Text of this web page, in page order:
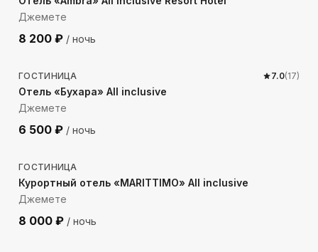
Джемете
8 200 ₽ / ночь
425м до моря
ГОСТИНИЦА 7.0(17)
Отель «Бухара» All inclusive
Джемете
6 500 ₽ / ночь
539м до моря
ГОСТИНИЦА
Курортный отель «MARITTIMO» All inclusive
Джемете
8 000 ₽ / ночь
618 м до моря